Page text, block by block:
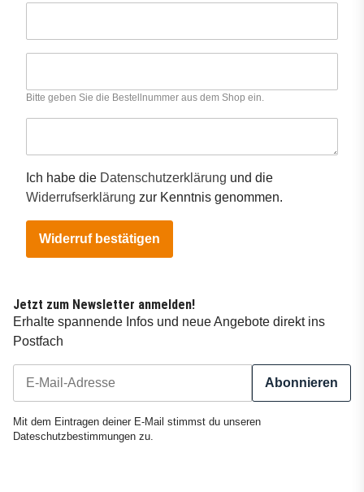
Bitte geben Sie die Bestellnummer aus dem Shop ein.
Ich habe die Datenschutzerklärung und die
Widerrufserklärung zur Kenntnis genommen.
Widerruf bestätigen
Jetzt zum Newsletter anmelden!
Erhalte spannende Infos und neue Angebote direkt ins
Postfach
Abonnieren
Mit dem Eintragen deiner E-Mail stimmst du unseren
Dateschutzbestimmungen zu.